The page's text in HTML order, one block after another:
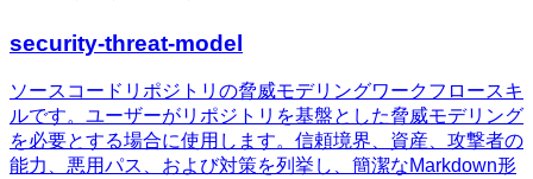
security-threat-model
ソースコードリポジトリの脅威モデリングワークフロースキ
ルです。ユーザーがリポジトリを基盤とした脅威モデリング
を必要とする場合に使用します。信頼境界、資産、攻撃者の
能力、悪用パス、および対策を列挙し、簡潔なMarkdown形